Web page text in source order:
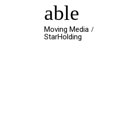
able
Moving Media
StarHolding